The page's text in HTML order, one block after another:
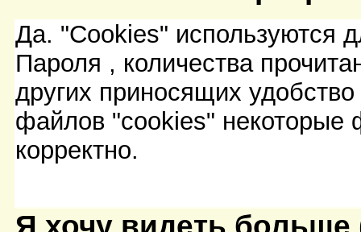
Да. "Cookies" используются
Пароля , количества
других приносящих
файлов "cookies" некоторые
корректно.